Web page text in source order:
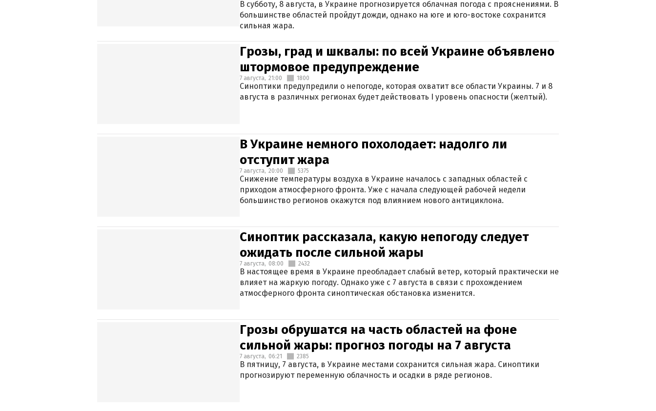
В субботу, 8 августа, в Украине прогнозируется облачная погода с прояснениями. В
большинстве областей пройдут дожди, однако на юге и юго-востоке сохранится
сильная жара.
Грозы, град и шквалы: по всей Украине объявлено
штормовое предупреждение
7 августа, 21:00 1800
Синоптики предупредили о непогоде, которая охватит все области Украины. 7 и 8
августа в различных регионах будет действовать I уровень опасности (желтый).
В Украине немного похолодает: надолго ли
отступит жара
7 августа, 20:00 5375
Снижение температуры воздуха в Украине началось с западных областей с
приходом атмосферного фронта. Уже с начала следующей рабочей недели
большинство регионов окажутся под влиянием нового антициклона.
Синоптик рассказала, какую непогоду следует
ожидать после сильной жары
7 августа, 08:00 2432
В настоящее время в Украине преобладает слабый ветер, который практически не
влияет на жаркую погоду. Однако уже с 7 августа в связи с прохождением
атмосферного фронта синоптическая обстановка изменится.
Грозы обрушатся на часть областей на фоне
сильной жары: прогноз погоды на 7 августа
7 августа, 06:21 2385
В пятницу, 7 августа, в Украине местами сохранится сильная жара. Синоптики
прогнозируют переменную облачность и осадки в ряде регионов.